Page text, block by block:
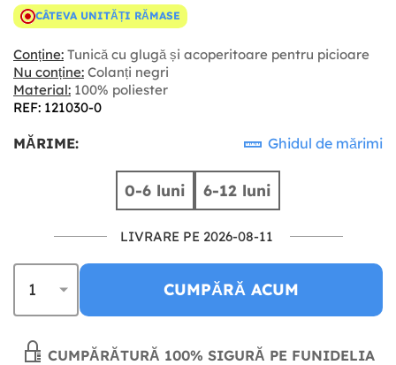
CÂTEVA UNITĂȚI RĂMASE
Conține: Tunică cu glugă și acoperitoare pentru picioare
Nu conține: Colanți negri
Material: 100% poliester
REF: 121030-0
MĂRIME: Ghidul de mărimi
0-6 luni 6-12 luni
LIVRARE PE 2026-08-11
CUMPĂRĂ ACUM
CUMPĂRĂTURĂ 100% SIGURĂ PE FUNIDELIA